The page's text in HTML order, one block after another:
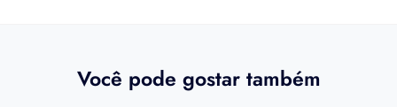
Você pode gostar também